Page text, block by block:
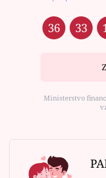
36 33
Ministerstvo